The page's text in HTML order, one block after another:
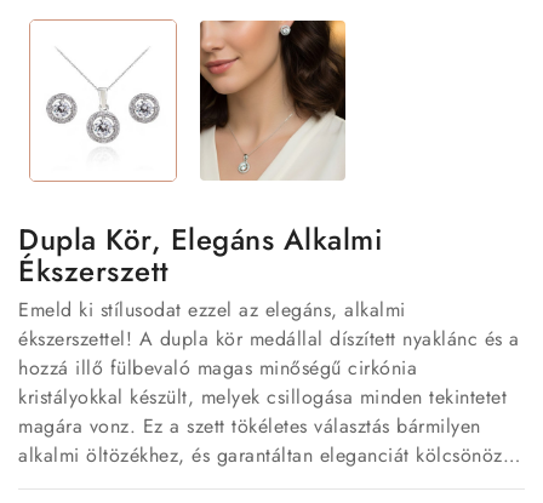
Dupla Kör, Elegáns Alkalmi
Ékszerszett
Emeld ki stílusodat ezzel az elegáns, alkalmi
ékszerszettel! A dupla kör medállal díszített nyaklánc és a
hozzá illő fülbevaló magas minőségű cirkónia
kristályokkal készült, melyek csillogása minden tekintetet
magára vonz. Ez a szett tökéletes választás bármilyen
alkalmi öltözékhez, és garantáltan eleganciát kölcsönöz
viselőjének.